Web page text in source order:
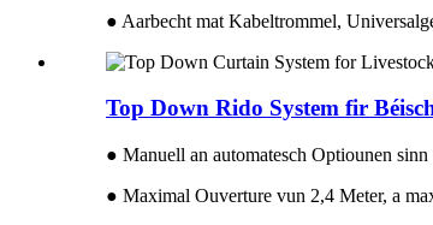
● Aarbecht mat Kabeltrommel,
Top Down Rido System fir
● Manuell an automatesch Optiounen
● Maximal Ouverture vun 2,4 Meter, a